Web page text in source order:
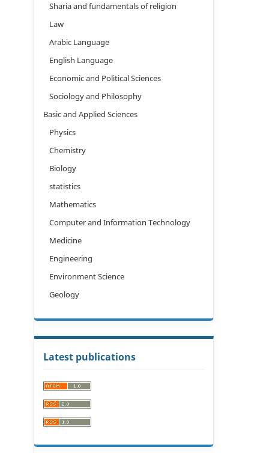
Sharia and fundamentals of religion
Law
Arabic Language
English Language
Economic and Political Sciences
Sociology and Philosophy
Basic and Applied Sciences
Physics
Chemistry
Biology
statistics
Mathematics
Computer and Information Technology
Medicine
Engineering
Environment Science
Geology
Latest publications